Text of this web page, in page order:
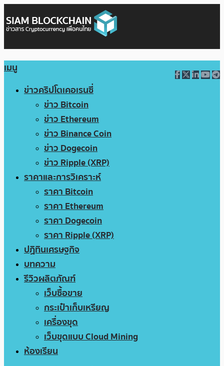
เมนู
ข่าวคริปโตเคอเรนซี่
ข่าว Bitcoin
ข่าว Ethereum
ข่าว Binance Coin
ข่าว Dogecoin
ข่าว Ripple (XRP)
ราคาและการวิเคราะห์
ราคา Bitcoin
ราคา Ethereum
ราคา Dogecoin
ราคา Ripple (XRP)
ปฏิทินเศรษฐกิจ
บทความ
รีวิวผลิตภัณฑ์
เว็บซื้อขาย
กระเป๋าเก็บเหรียญ
เครื่องขุด
เว็บขุดแบบ Cloud Mining
ห้องเรียน